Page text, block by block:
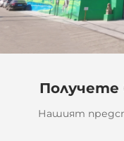
Получете
Нашият